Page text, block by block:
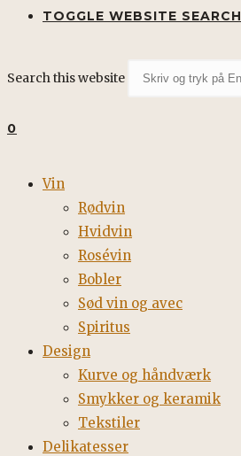
TOGGLE WEBSITE SEARCH
Search this website
0
Vin
Rødvin
Hvidvin
Rosévin
Bobler
Sød vin og avec
Spiritus
Design
Kurve og håndværk
Smykker og keramik
Tekstiler
Delikatesser